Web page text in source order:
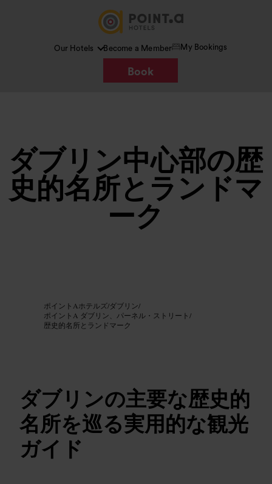
Our Hotels Become a Member My Bookings
Book
ダブリン中心部の歴
史的名所とランドマ
ーク
ポイントAホテルズ/ダブリン/
ポイントA ダブリン、パーネル・ストリート/
歴史的名所とランドマーク
ダブリンの主要な歴史的
名所を巡る実用的な観光
ガイド